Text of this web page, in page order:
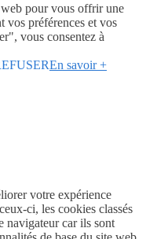
pour vous offrir une
vos préférences et vos
vous consentez à
En savoir +
votre expérience
ci, les cookies classés
navigateur car ils sont